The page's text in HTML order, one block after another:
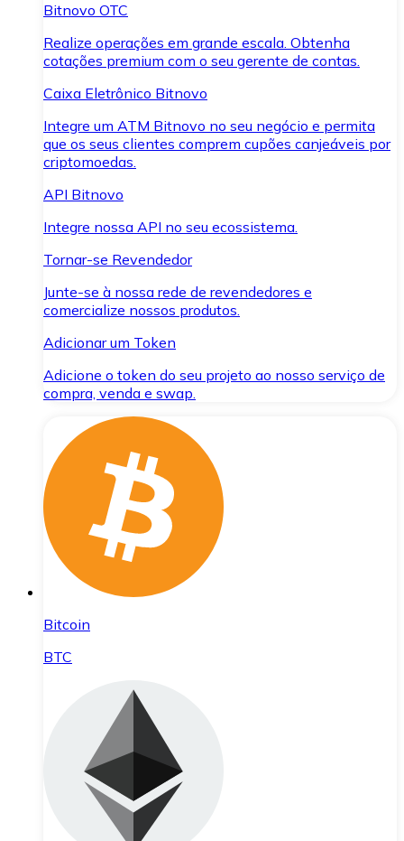
Bitnovo OTC
Realize operações em grande escala. Obtenha
cotações premium com o seu gerente de contas.
Caixa Eletrônico Bitnovo
Integre um ATM Bitnovo no seu negócio e permita
que os seus clientes comprem cupões canjeáveis por
criptomoedas.
API Bitnovo
Integre nossa API no seu ecossistema.
Tornar-se Revendedor
Junte-se à nossa rede de revendedores e
comercialize nossos produtos.
Adicionar um Token
Adicione o token do seu projeto ao nosso serviço de
compra, venda e swap.
Bitcoin
BTC